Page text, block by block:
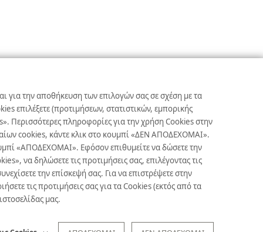
για την αποθήκευση των επιλογών σας σε σχέση με τα
επιλέξετε (προτιμήσεων, στατιστικών, εμπορικής
Περισσότερες πληροφορίες για την χρήση Cookies στην
cookies, κάντε κλικ στο κουμπί «ΔΕΝ ΑΠΟΔΕΧΟΜΑΙ».
«ΑΠΟΔΕΧΟΜΑΙ». Εφόσον επιθυμείτε να δώσετε την
να δηλώσετε τις προτιμήσεις σας, επιλέγοντας τις
την επίσκεψή σας. Για να επιστρέψετε στην
τις προτιμήσεις σας για τα Cookies (εκτός από τα
μας.